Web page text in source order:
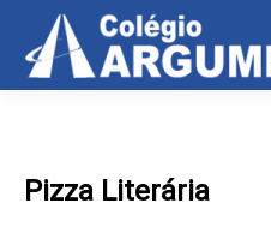
Pizza Literária